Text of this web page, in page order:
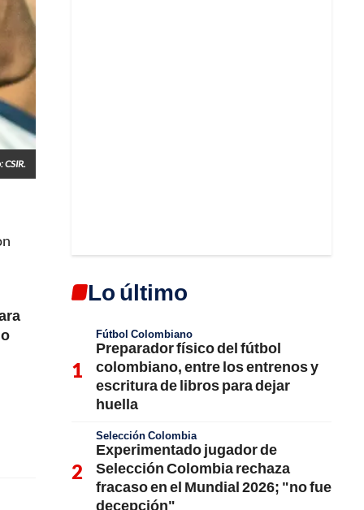
CSIR.
Lo último
Fútbol Colombiano
Preparador físico del fútbol
colombiano, entre los entrenos y
escritura de libros para dejar
huella
Selección Colombia
Experimentado jugador de
Selección Colombia rechaza
fracaso en el Mundial 2026; "no fue
decepción"